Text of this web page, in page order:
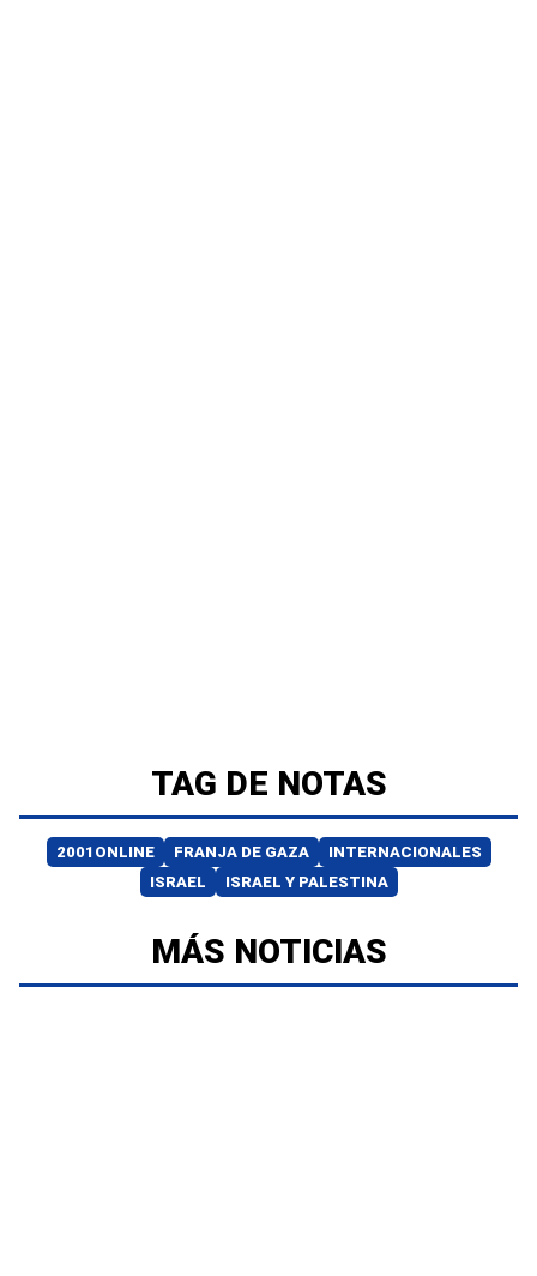
TAG DE NOTAS
2001ONLINE FRANJA DE GAZA
INTERNACIONALES
ISRAEL
ISRAEL Y PALESTINA
MÁS NOTICIAS